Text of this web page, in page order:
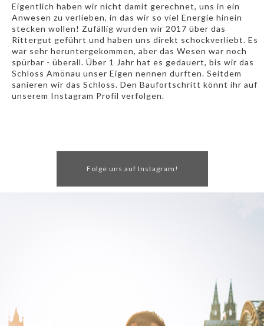
Eigentlich haben wir nicht damit gerechnet, uns in ein
Anwesen zu verlieben, in das wir so viel Energie hinein
stecken wollen! Zufällig wurden wir 2017 über das
Rittergut geführt und haben uns direkt schockverliebt. Es
war sehr heruntergekommen, aber das Wesen war noch
spürbar - überall. Über 1 Jahr hat es gedauert, bis wir das
Schloss Amönau unser Eigen nennen durften. Seitdem
sanieren wir das Schloss. Den Baufortschritt könnt ihr auf
unserem Instagram Profil verfolgen.
Folge uns auf Instagram!